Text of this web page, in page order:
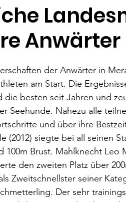
Anwärter
der Anwärter in
am Start. Die
die besten seit Jahren und
Seehunde. Nahezu alle
und über ihre
(2012) siegte bei all seinen
100m Brust. Mahlknecht Leo
den zweiten Platz über
Zweitschnellster seiner
Der sehr